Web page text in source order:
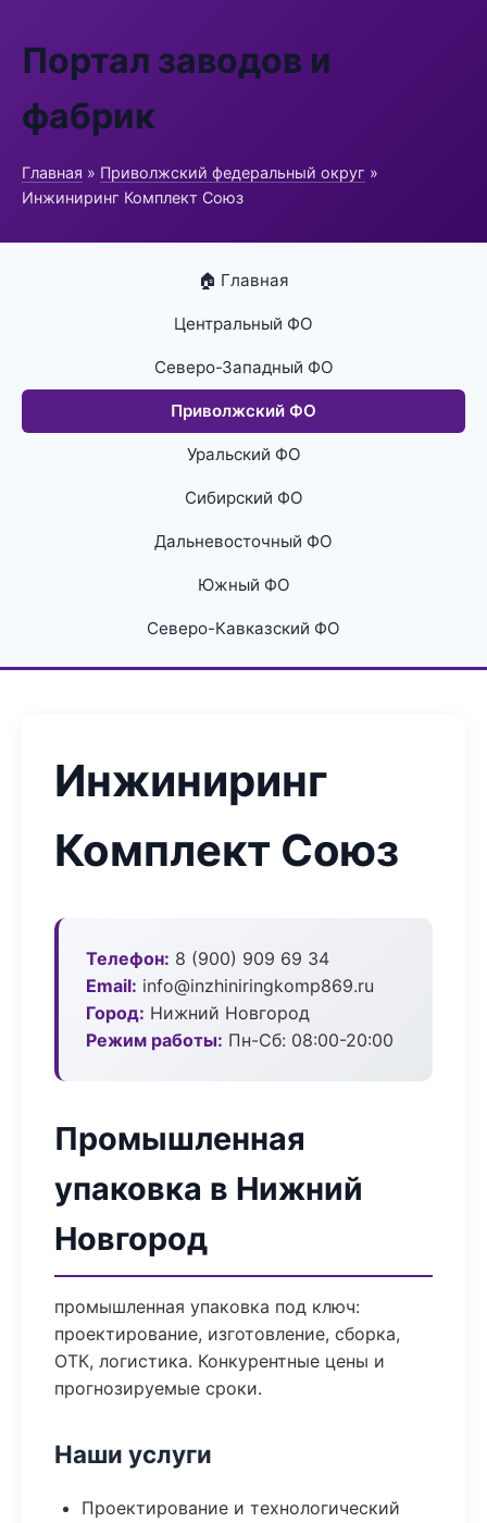
Портал заводов и
фабрик
Главная » Приволжский федеральный округ »
Инжиниринг Комплект Союз
🏠 Главная
Центральный ФО
Северо-Западный ФО
Приволжский ФО
Уральский ФО
Сибирский ФО
Дальневосточный ФО
Южный ФО
Северо-Кавказский ФО
Инжиниринг
Комплект Союз
Телефон: 8 (900) 909 69 34
Email: info@inzhiniringkomp869.ru
Город: Нижний Новгород
Режим работы: Пн-Сб: 08:00-20:00
Промышленная
упаковка в Нижний
Новгород
промышленная упаковка под ключ:
проектирование, изготовление, сборка,
ОТК, логистика. Конкурентные цены и
прогнозируемые сроки.
Наши услуги
Проектирование и технологический